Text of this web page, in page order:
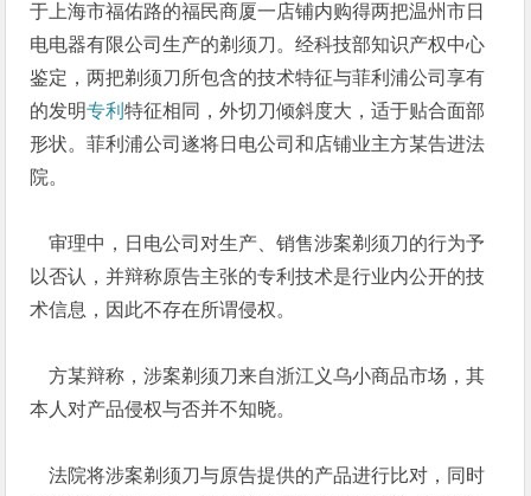
于上海市福佑路的福民商厦一店铺内购得两把温州市日
电电器有限公司生产的剃须刀。经科技部知识产权中心
鉴定，两把剃须刀所包含的技术特征与菲利浦公司享有
的发明专利特征相同，外切刀倾斜度大，适于贴合面部
形状。菲利浦公司遂将日电公司和店铺业主方某告进法
院。
审理中，日电公司对生产、销售涉案剃须刀的行为予
以否认，并辩称原告主张的专利技术是行业内公开的技
术信息，因此不存在所谓侵权。
方某辩称，涉案剃须刀来自浙江义乌小商品市场，其
本人对产品侵权与否并不知晓。
法院将涉案剃须刀与原告提供的产品进行比对，同时